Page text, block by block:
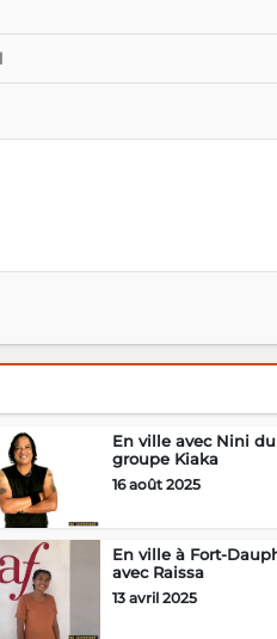
En ville avec Nini du
groupe Kiaka
16 août 2025
En ville à Fort-
avec Raissa
13 avril 2025